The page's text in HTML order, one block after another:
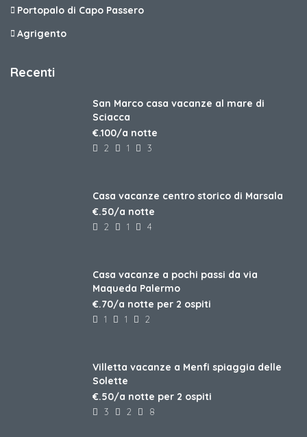
Portopalo di Capo Passero
Agrigento
Recenti
San Marco casa vacanze al mare di
Sciacca
€.100/a notte
2 1 3
Casa vacanze centro storico di Marsala
€.50/a notte
2 1 4
Casa vacanze a pochi passi da via
Maqueda Palermo
€.70/a notte per 2 ospiti
1 1 2
Villetta vacanze a Menfi spiaggia delle
Solette
€.50/a notte per 2 ospiti
3 2 8